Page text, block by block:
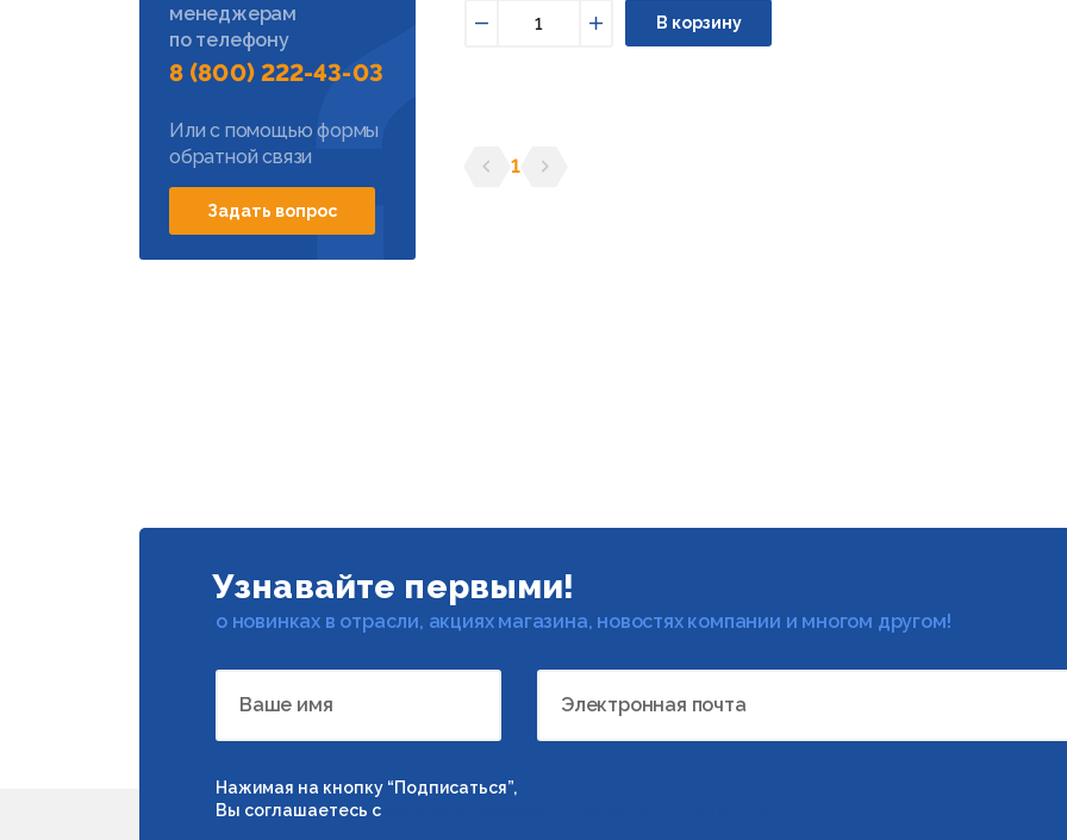
менеджерам
по телефону
8 (800) 222-43-03
Или с помощью формы
обратной связи
Задать вопрос
Увеличить
В корзину
1
Узнавайте первыми!
о новинках в отрасли, акциях магазина, новостях компании и многом другом!
Ваше имя Электронная почта
Нажимая на кнопку “Подписаться”,
Вы соглашаетесь с